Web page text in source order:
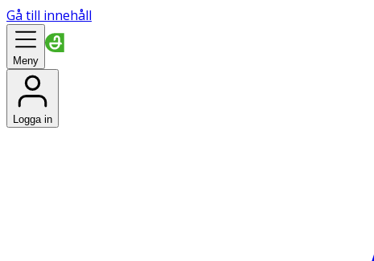
Gå till innehåll
Meny
Logga in